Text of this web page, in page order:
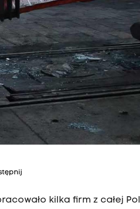
kilka firm z całej